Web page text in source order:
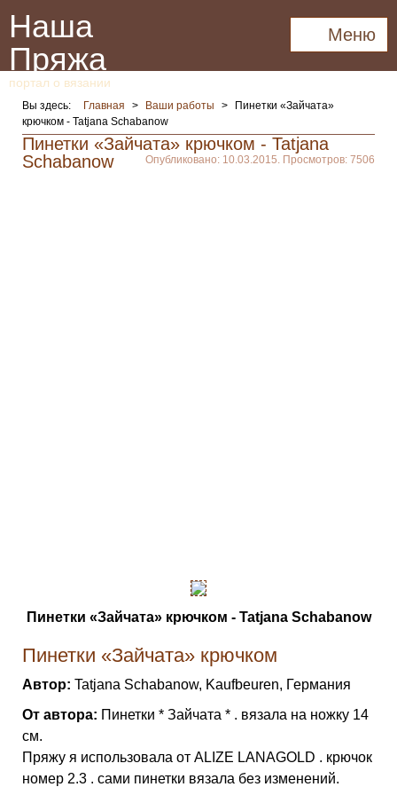
Наша
Пряжа
портал о вязании
Меню
Вы здесь: Главная > Ваши работы >
Пинетки «Зайчата»
крючком - Tatjana Schabanow
Пинетки «Зайчата» крючком - Tatjana
Schabanow
Опубликовано: 10.03.2015. Просмотров: 7506
Пинетки «Зайчата» крючком - Tatjana Schabanow
Пинетки «Зайчата» крючком
Автор: Tatjana Schabanow, Kaufbeuren, Германия
От автора: Пинетки * Зайчата * . вязала на ножку 14
см.
Пряжу я использовала от ALIZE LANAGOLD . крючок
номер 2.3 . сами пинетки вязала без изменений.